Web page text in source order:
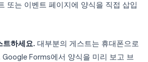
또는 이벤트 페이지에 양식을 직접 삽입
트하세요. 대부분의 게스트는 휴대폰으로
Google Forms에서 양식을 미리 보고 브